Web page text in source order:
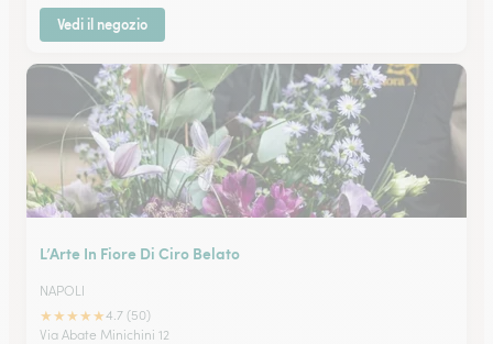
Vedi il negozio
L’Arte In Fiore Di Ciro Belato
NAPOLI
★★★★★4.7 (50)
Via Abate Minichini 12